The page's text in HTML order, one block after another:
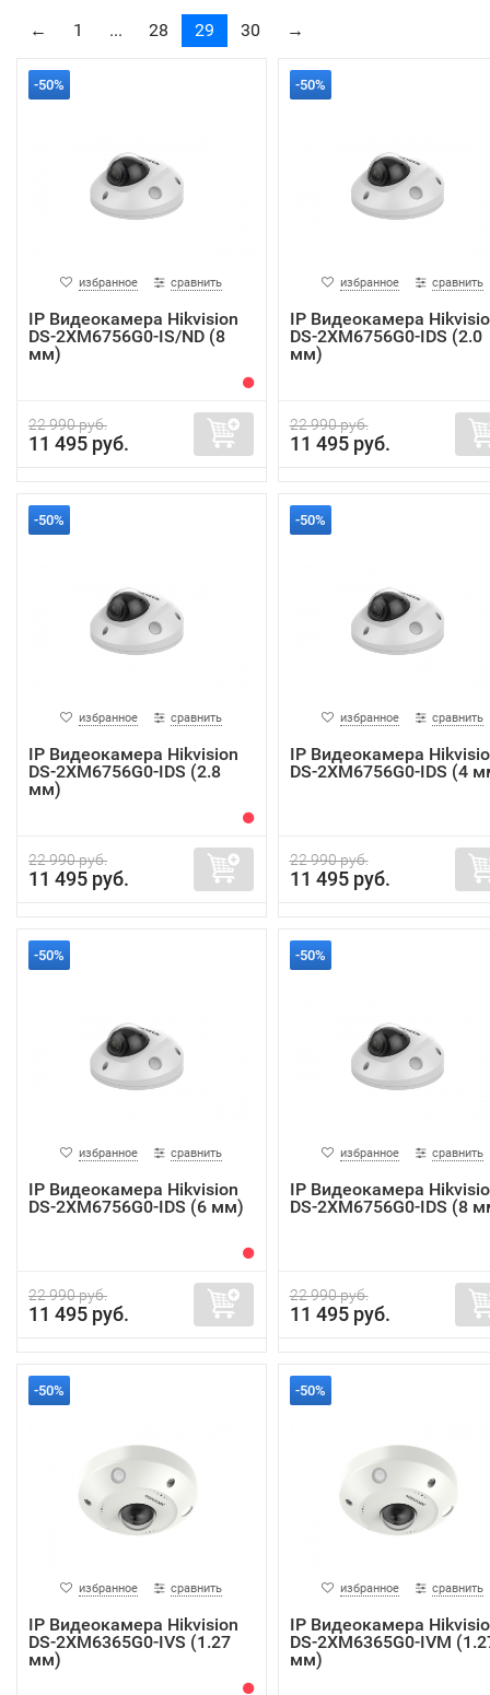
← 1 ... 28 29 30 →
-50%
избранное сравнить
IP Видеокамера Hikvision
DS-2XM6756G0-IS/ND (8
мм)
22 990 руб.
11 495 руб.
-50%
избранное сравнить
IP Видеокамера
DS-2XM6756G0-IDS (2.0
мм)
22 990 руб.
11 495 руб.
-50%
избранное сравнить
IP Видеокамера Hikvision
DS-2XM6756G0-IDS (2.8
мм)
22 990 руб.
11 495 руб.
-50%
избранное сравнить
IP Видеокамера
DS-2XM6756G0-IDS (4
22 990 руб.
11 495 руб.
-50%
избранное сравнить
IP Видеокамера Hikvision
DS-2XM6756G0-IDS (6 мм)
22 990 руб.
11 495 руб.
-50%
избранное сравнить
IP Видеокамера
DS-2XM6756G0-IDS (8
22 990 руб.
11 495 руб.
-50%
избранное сравнить
IP Видеокамера Hikvision
DS-2XM6365G0-IVS (1.27
мм)
-50%
избранное сравнить
IP Видеокамера
DS-2XM6365G0-IVM
мм)